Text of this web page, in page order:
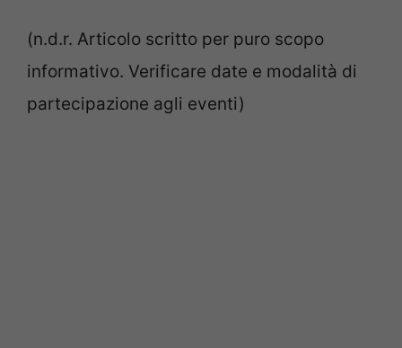
(n.d.r. Articolo scritto per puro scopo
informativo. Verificare date e modalità di
partecipazione agli eventi)